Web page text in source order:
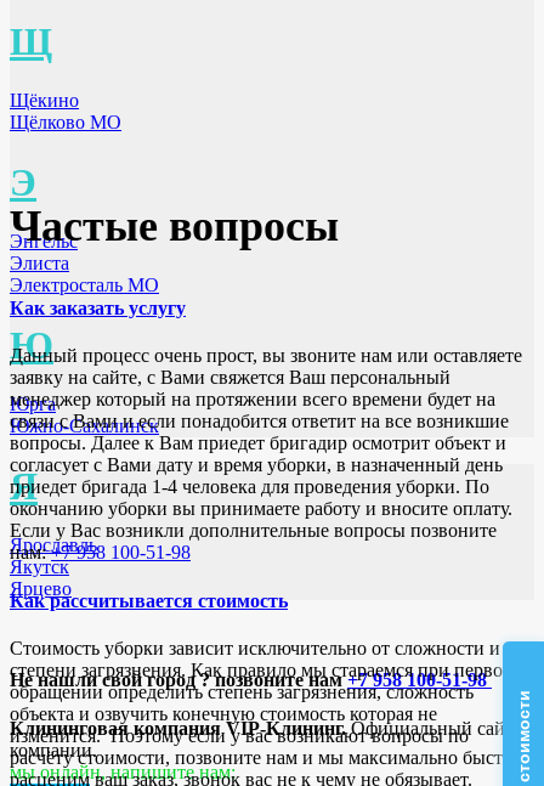
Щ
Щёкино
Щёлково МО
Э
Энгельс
Элиста
Электросталь МО
Ю
Юрга
Южно-Сахалинск
Я
Ярославль
Якутск
Ярцево
Не нашли свой город ? позвоните нам+7 958 100-51-98
Клининговая компания VIP-Клининг.Официальный сайт
компании.
мы онлайн, напишите нам:
Частые вопросы
Как заказать услугу
Данный процесс очень прост, вы звоните нам или оставляете
заявку на сайте, с Вами свяжется Ваш персональный
менеджер который на протяжении всего времени будет на
связи с Вами и если понадобится ответит на все возникшие
вопросы. Далее к Вам приедет бригадир осмотрит объект и
согласует с Вами дату и время уборки, в назначенный день
приедет бригада 1-4 человека для проведения уборки. По
окончанию уборки вы принимаете работу и вносите оплату.
Если у Вас возникли дополнительные вопросы позвоните
нам:+7 958 100-51-98
Как рассчитывается стоимость
Стоимость уборки зависит исключительно от сложности и
степени загрязнения. Как правило мы стараемся при первом
обращении определить степень загрязнения, сложность
объекта и озвучить конечную стоимость которая не
изменится. Поэтому если у вас возникают вопросы по
расчёту стоимости, позвоните нам и мы максимально быстро
расценим ваш заказ, звонок вас не к чему не обязывает.